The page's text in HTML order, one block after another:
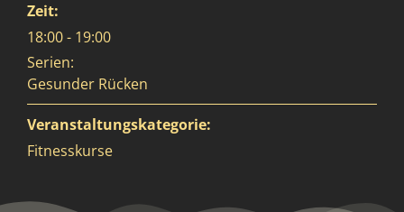
Zeit:
18:00 - 19:00
Serien:
Gesunder Rücken
Veranstaltungskategorie:
Fitnesskurse